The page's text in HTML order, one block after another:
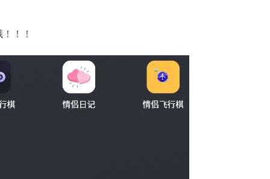
！！